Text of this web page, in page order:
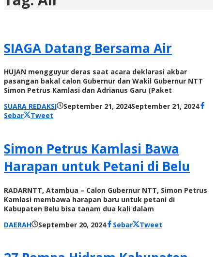
SIAGA Datang Bersama Air
HUJAN mengguyur deras saat acara deklarasi akbar
pasangan bakal calon Gubernur dan Wakil Gubernur NTT
Simon Petrus Kamlasi dan Adrianus Garu (Paket
SUARA REDAKSI
September 21, 2024September 21, 2024oleh
Sebar Tweet
Simon Petrus Kamlasi Bawa
Harapan untuk Petani di Belu
RADARNTT, Atambua – Calon Gubernur NTT, Simon Petrus
Kamlasi membawa harapan baru untuk petani di
Kabupaten Belu bisa tanam dua kali dalam
DAERAH
September 20, 2024olehSebar Tweet